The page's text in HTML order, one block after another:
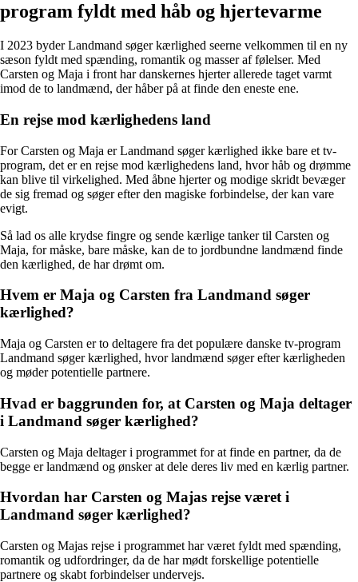
program fyldt med håb og hjertevarme
I 2023 byder Landmand søger kærlighed seerne velkommen til en ny
sæson fyldt med spænding, romantik og masser af følelser. Med
Carsten og Maja i front har danskernes hjerter allerede taget varmt
imod de to landmænd, der håber på at finde den eneste ene.
En rejse mod kærlighedens land
For Carsten og Maja er Landmand søger kærlighed ikke bare et tv-
program, det er en rejse mod kærlighedens land, hvor håb og drømme
kan blive til virkelighed. Med åbne hjerter og modige skridt bevæger
de sig fremad og søger efter den magiske forbindelse, der kan vare
evigt.
Så lad os alle krydse fingre og sende kærlige tanker til Carsten og
Maja, for måske, bare måske, kan de to jordbundne landmænd finde
den kærlighed, de har drømt om.
Hvem er Maja og Carsten fra Landmand søger
kærlighed?
Maja og Carsten er to deltagere fra det populære danske tv-program
Landmand søger kærlighed, hvor landmænd søger efter kærligheden
og møder potentielle partnere.
Hvad er baggrunden for, at Carsten og Maja deltager
i Landmand søger kærlighed?
Carsten og Maja deltager i programmet for at finde en partner, da de
begge er landmænd og ønsker at dele deres liv med en kærlig partner.
Hvordan har Carsten og Majas rejse været i
Landmand søger kærlighed?
Carsten og Majas rejse i programmet har været fyldt med spænding,
romantik og udfordringer, da de har mødt forskellige potentielle
partnere og skabt forbindelser undervejs.